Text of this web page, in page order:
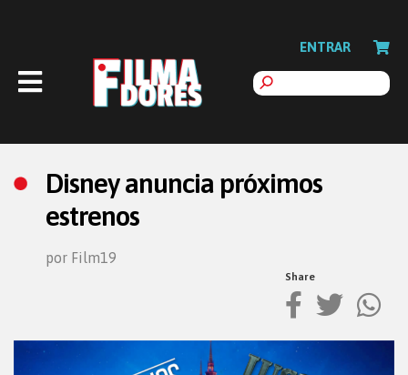
ENTRAR
Disney anuncia próximos
estrenos
por Film19
Share